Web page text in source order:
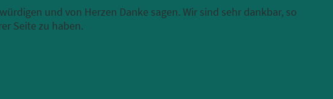
und von Herzen Danke sagen. Wir sind sehr dankbar, so
Seite zu haben.